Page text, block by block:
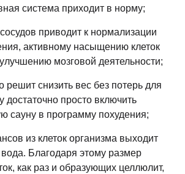
система приходит в норму;
приводит к нормализации
активному насыщению клеток
мозговой деятельности;
решит снизить вес без потерь для
достаточно просто включить
сауну в программу похудения;
из клеток организма выходит
Благодаря этому размер
как раз и образующих целлюлит,